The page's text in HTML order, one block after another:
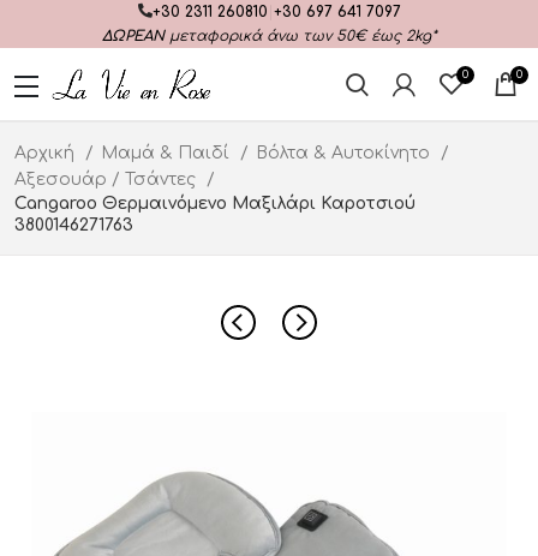
+30 2311 260810 +30 697 641 7097
ΔΩΡΕΑΝμεταφορικά άνω των 50€ έως 2kg*
0 0
Αρχική Μαμά & Παιδί
Βόλτα & Αυτοκίνητο
Αξεσουάρ / Τσάντες
Cangaroo Θερμαινόμενο Μαξιλάρι Καροτσιού
3800146271763